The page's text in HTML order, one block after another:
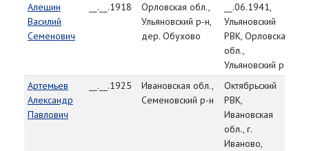
Алешин
Василий
Семенович
__.__.1918
Орловская обл.,
Ульяновский р-н,
дер. Обухово
__.06.1941,
Ульяновский
РВК, Орловская
обл.,
Ульяновский р-н
Артемьев
Александр
Павлович
__.__.1925
Ивановская обл.,
Семеновский р-н
Октябрьский
РВК,
Ивановская
обл., г.
Иваново,